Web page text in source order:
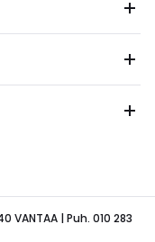
VANTAA | Puh. 010 283